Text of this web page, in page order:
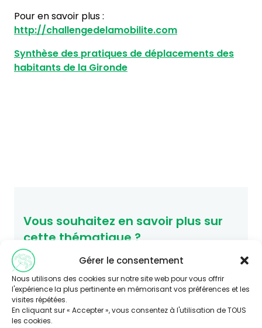
Gérer le consentement
Nous utilisons des cookies sur notre site web pour vous offrir
l'expérience la plus pertinente en mémorisant vos préférences et les
visites répétées.
En cliquant sur « Accepter », vous consentez à l'utilisation de TOUS
les cookies.
Pour en savoir plus :
http://challengedelamobilite.com
Synthèse des pratiques de déplacements des
habitants de la Gironde
Vous souhaitez en savoir plus sur
cette thématique ?
Consultez le site Agir-ese.org, des ressources
pour agir en Éducation et promotion de la
Santé-Environnement.
agir-ese.org